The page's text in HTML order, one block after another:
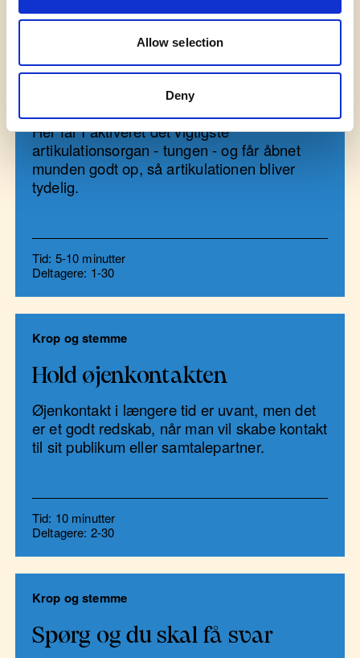
Allow selection
Deny
Proppen i munden
Her får I aktiveret det vigtigste
artikulationsorgan - tungen - og får åbnet
munden godt op, så artikulationen bliver
tydelig.
Tid: 5-10 minutter
Deltagere: 1-30
Krop og stemme
Hold øjenkontakten
Øjenkontakt i længere tid er uvant, men det
er et godt redskab, når man vil skabe kontakt
til sit publikum eller samtalepartner.
Tid: 10 minutter
Deltagere: 2-30
Krop og stemme
Spørg og du skal få svar